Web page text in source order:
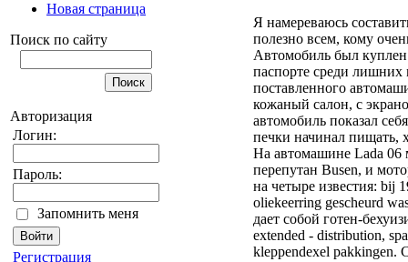
Новая страница
Поиск по сайту
Авторизация
Логин:
Пароль:
Запомнить меня
Регистрация
Я намереваюсь
полезно всем, кому
Автомобиль был
паспорте среди лишних
поставленного
кожаный салон, с
автомобиль показал
печки начинал пищать,
На автомашине Lada 06
перепутан Busen, и
на четыре известия: bij
oliekeerring gescheurd
дает собой готен-
extended - distribution,
kleppendexel pakkingen.